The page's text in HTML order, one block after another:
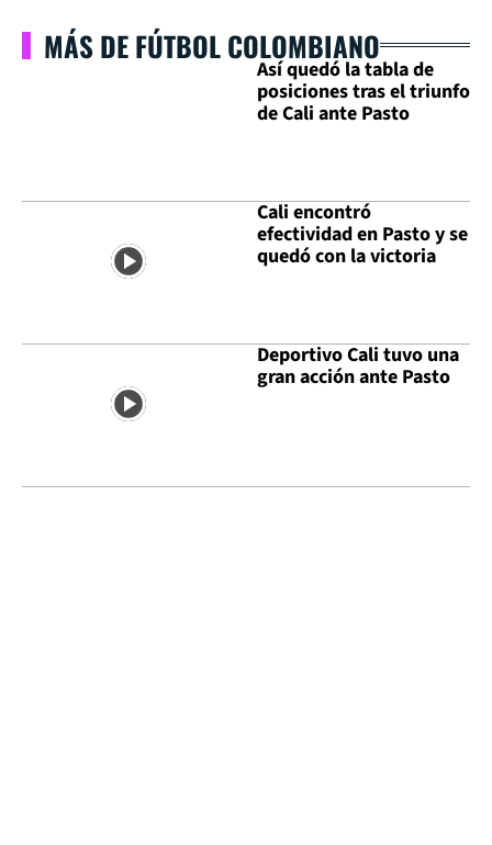
MÁS DE FÚTBOL COLOMBIANO
Así quedó la tabla de
posiciones tras el triunfo
de Cali ante Pasto
Cali encontró
efectividad en Pasto y se
quedó con la victoria
Deportivo Cali tuvo una
gran acción ante Pasto